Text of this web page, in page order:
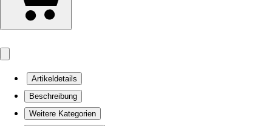
Artikeldetails
Beschreibung
Weitere Kategorien